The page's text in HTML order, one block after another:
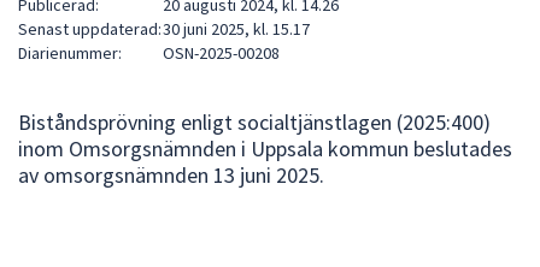
för
att
Senast uppdaterad:30 juni 2025, kl. 15.17
Diarienummer:
OSN-2025-00208
Biståndsprövning enligt socialtjänstlagen (2025:400)
inom Omsorgsnämnden i Uppsala kommun beslutades
av omsorgsnämnden 13 juni 2025.